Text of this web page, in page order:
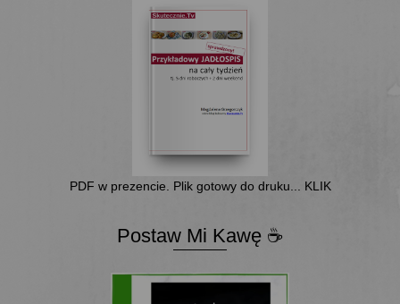
PDF w prezencie. Plik gotowy do druku... KLIK
Postaw Mi Kawę ☕